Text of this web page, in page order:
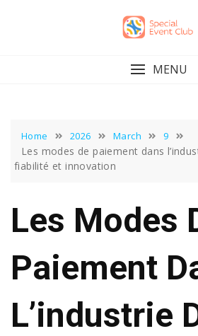
MENU
Home 2026 March 9
Les modes de paiement dans
fiabilité et innovation
Les Modes
Paiement
L’industrie